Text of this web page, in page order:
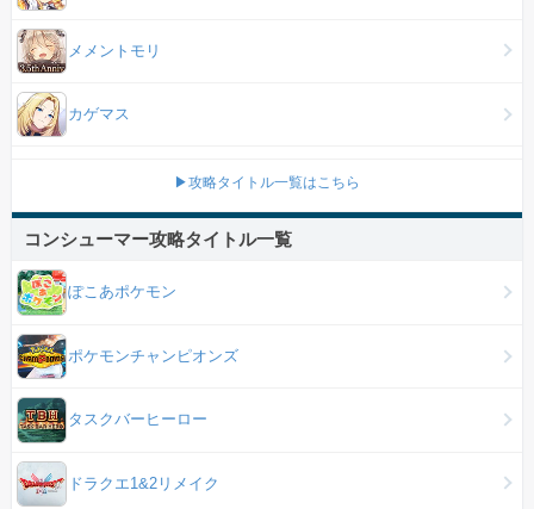
メメントモリ
カゲマス
▶攻略タイトル一覧はこちら
コンシューマー攻略タイトル一覧
ぽこあポケモン
ポケモンチャンピオンズ
タスクバーヒーロー
ドラクエ1&2リメイク